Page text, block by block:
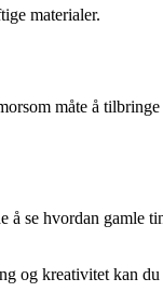
materialer.
måte å
se hvordan gamle
og kreativitet kan